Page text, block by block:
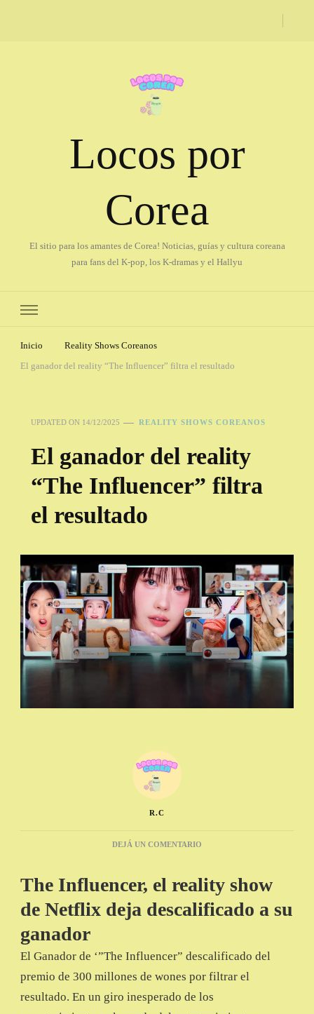
Locos por
Corea
El sitio para los amantes de Corea! Noticias, guías y cultura coreana
para fans del K-pop, los K-dramas y el Hallyu
Inicio
Reality Shows Coreanos
El ganador del reality “The Influencer” filtra el resultado
UPDATED ON 14/12/2025 REALITY SHOWS COREANOS
El ganador del reality
“The Influencer” filtra
el resultado
R.C
DEJÁ UN COMENTARIO
DEL
REALITY
“THE
The Influencer, el reality show
de Netflix deja descalificado a su
ganador
El Ganador de ‘”The Influencer” descalificado del
premio de 300 millones de wones por filtrar el
resultado. En un giro inesperado de los